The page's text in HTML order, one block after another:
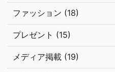
ファッション (18)
プレゼント (15)
メディア掲載 (19)